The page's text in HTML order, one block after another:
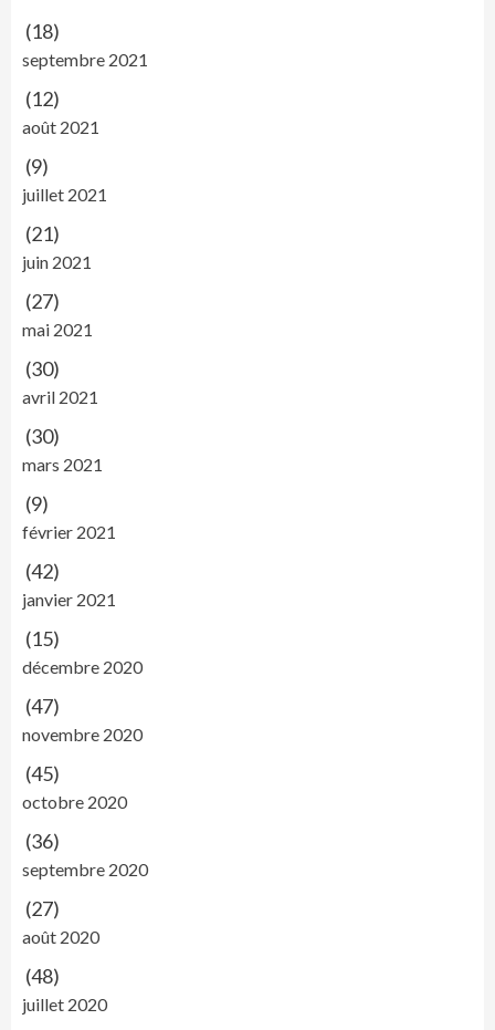
(18)
septembre 2021
(12)
août 2021
(9)
juillet 2021
(21)
juin 2021
(27)
mai 2021
(30)
avril 2021
(30)
mars 2021
(9)
février 2021
(42)
janvier 2021
(15)
décembre 2020
(47)
novembre 2020
(45)
octobre 2020
(36)
septembre 2020
(27)
août 2020
(48)
juillet 2020